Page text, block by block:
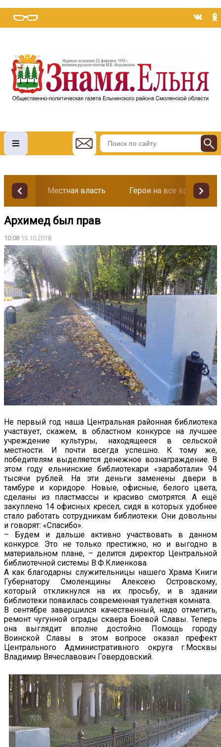
Местная власть Герои на все времена
Архимед был прав
10:0815.10.2018
Не первый год наша Центральная районная библиотека
участвует, скажем, в областном конкурсе на лучшее
учреждение культуры, находящееся в сельской
местности. И почти всегда успешно. К тому же,
победителям выделяется денежное вознаграждение. В
этом году ельнинские библиотекари «заработали» 94
тысячи рублей. На эти деньги заменены двери в
тамбуре и коридоре. Новые, офисные, белого цвета,
сделаны из пластмассы и красиво смотрятся. А ещё
закуплено 14 офисных кресел, сидя в которых удобнее
стало работать сотрудникам библиотеки. Они довольны
и говорят: «Спасибо».
– Будем и дальше активно участвовать в данном
конкурсе. Это не только престижно, но и выгодно в
материальном плане, – делится директор Центральной
библиотечной системы В.Ф.Клиенкова.
А как благодарны служительницы нашего Храма Книги
Губернатору Смоленщины Алексею Островскому,
который откликнулся на их просьбу, и в здании
библиотеки появилась современная туалетная комната.
В сентябре завершился качественный, надо отметить,
ремонт чугунной ограды сквера Боевой Славы. Теперь
она выглядит вполне достойно. Помощь городу
Воинской Славы в этом вопросе оказал префект
Центрального Административного округа г.Москвы
Владимир Вячеславович Говердовский.